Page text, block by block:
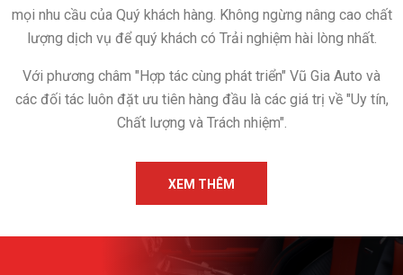
mọi nhu cầu của Quý khách hàng. Không ngừng nâng cao chất
lượng dịch vụ để quý khách có Trải nghiệm hài lòng nhất.
​Với phương châm "Hợp tác cùng phát triển" Vũ Gia Auto và
các đối tác luôn đặt ưu tiên hàng đầu là các giá trị về "Uy tín,
Chất lượng và Trách nhiệm".
XEM THÊM